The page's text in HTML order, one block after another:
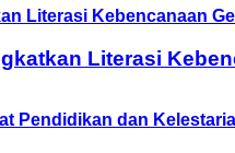
Literasi